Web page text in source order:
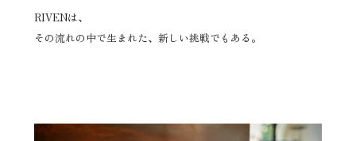
RIVENは、
その流れの中で生まれた、新しい挑戦でもある。